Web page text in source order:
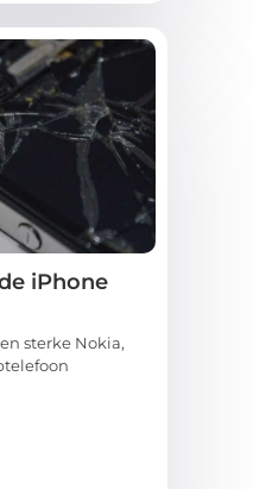
iPhone
sterke Nokia,